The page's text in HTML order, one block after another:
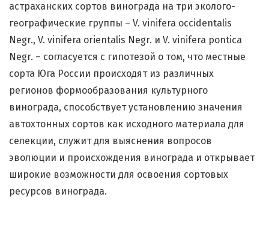
астраханских сортов винограда на три эколого-
географические группы – V. vinifera occidentalis
Negr., V. vinifera orientalis Negr. и V. vinifera pontica
Negr. – согласуется с гипотезой о том, что местные
сорта Юга России происходят из различных
регионов формообразования культурного
винограда, способствует установлению значения
автохтонных сортов как исходного материала для
селекции, служит для выяснения вопросов
эволюции и происхождения винограда и открывает
широкие возможности для освоения сортовых
ресурсов винограда.